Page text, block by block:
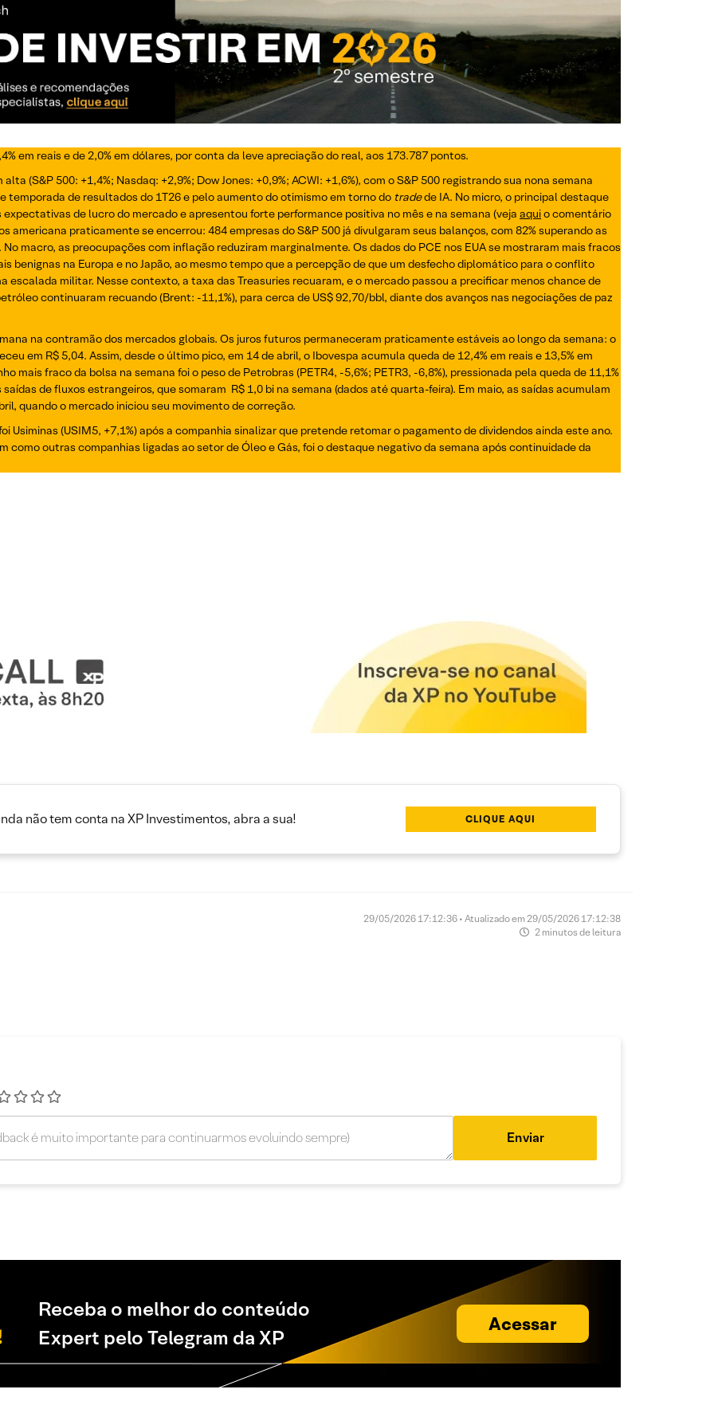
em reais e de 2,0% em dólares, por conta da leve apreciação do real, aos 173.787 pontos.
(S&P 500: +1,4%; Nasdaq: +2,9%; Dow Jones: +0,9%; ACWI: +1,6%), com o S&P 500 registrando sua nona semana
temporada de resultados do 1T26 e pelo aumento do otimismo em torno do tradede IA. No micro, o principal destaque
expectativas de lucro do mercado e apresentou forte performance positiva no mês e na semana (veja aquio comentário
americana praticamente se encerrou: 484 empresas do S&P 500 já divulgaram seus balanços, com 82% superando as
macro, as preocupações com inflação reduziram marginalmente. Os dados do PCE nos EUA se mostraram mais fracos
benignas na Europa e no Japão, ao mesmo tempo que a percepção de que um desfecho diplomático para o conflito
escalada militar. Nesse contexto, a taxa das Treasuries recuaram, e o mercado passou a precificar menos chance de
continuaram recuando (Brent: -11,1%), para cerca de US$ 92,70/bbl, diante dos avanços nas negociações de paz
na contramão dos mercados globais. Os juros futuros permaneceram praticamente estáveis ao longo da semana: o
em R$ 5,04. Assim, desde o último pico, em 14 de abril, o Ibovespa acumula queda de 12,4% em reais e 13,5% em
mais fraco da bolsa na semana foi o peso de Petrobras (PETR4, -5,6%; PETR3, -6,8%), pressionada pela queda de 11,1%
de fluxos estrangeiros, que somaram R$ 1,0 bi na semana (dados até quarta-feira). Em maio, as saídas acumulam
quando o mercado iniciou seu movimento de correção.
Usiminas (USIM5, +7,1%) após a companhia sinalizar que pretende retomar o pagamento de dividendos ainda este ano.
como outras companhias ligadas ao setor de Óleo e Gás, foi o destaque negativo da semana após continuidade da
não tem conta na XP Investimentos, abra a sua! CLIQUE AQUI
29/05/2026 17:12:36 • Atualizado em 29/05/2026 17:12:38
2 minutos de leitura
Enviar
Receba o melhor do conteúdo
Expert pelo Telegram da XP
Acessar